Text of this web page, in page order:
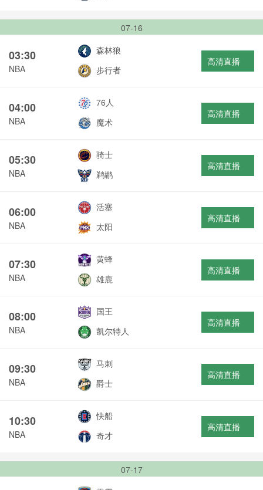
07-16
03:30
NBA
森林狼
步行者
高清直播
04:00
NBA
76人
魔术
高清直播
05:30
NBA
骑士
鹈鹕
高清直播
06:00
NBA
活塞
太阳
高清直播
07:30
NBA
黄蜂
雄鹿
高清直播
08:00
NBA
国王
凯尔特人
高清直播
09:30
NBA
马刺
爵士
高清直播
10:30
NBA
快船
奇才
高清直播
07-17